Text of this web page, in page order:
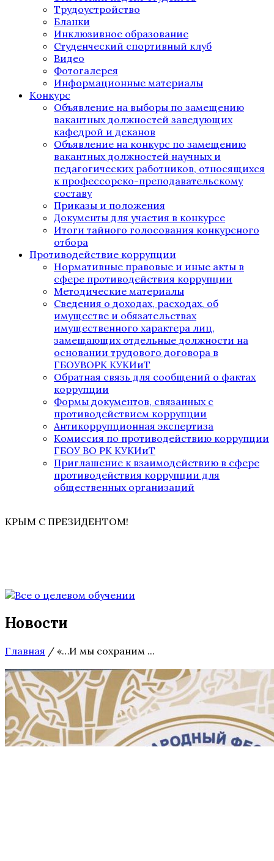
Трудоустройство
Бланки
Инклюзивное образование
Студенческий спортивный клуб
Видео
Фотогалерея
Информационные материалы
Конкурс
Объявление на выборы по замещению
вакантных должностей заведующих
кафедрой и деканов
Объявление на конкурс по замещению
вакантных должностей научных и
педагогических работников, относящихся
к профессорско-преподавательскому
составу
Приказы и положения
Документы для участия в конкурсе
Итоги тайного голосования конкурсного
отбора
Противодействие коррупции
Нормативные правовые и иные акты в
сфере противодействия коррупции
Методические материалы
Сведения о доходах, расходах, об
имуществе и обязательствах
имущественного характера лиц,
замещающих отдельные должности на
основании трудового договора в
ГБОУВОРК КУКИиТ
Обратная связь для сообщений о фактах
коррупции
Формы документов, связанных с
противодействием коррупции
Антикоррупционная экспертиза
Комиссия по противодействию коррупции
ГБОУ ВО РК КУКИиТ
Приглашение к взаимодействию в сфере
противодействия коррупции для
общественных организаций
КРЫМ С ПРЕЗИДЕНТОМ!
Новости
Главная / «…И мы сохраним ...